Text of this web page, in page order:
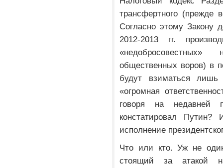
трансфертного (прежде
Согласно этому Закону
2012-2013 гг.
общественных воров) в
будут взиматься
«огромная
говоря на недавней
констатировал
исполнение
Что или кто. Уж не
стоящий за атакой на